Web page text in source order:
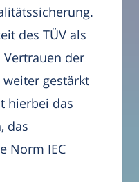
des TÜV als
der
gestärkt
hierbei das
das
Norm IEC